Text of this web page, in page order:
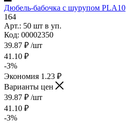
Дюбель-бабочка с шурупом PLA10
164
Арт.: 50 шт в уп.
Код: 00002350
39.87 ₽ /шт
41.10 ₽
-3%
Экономия 1.23 ₽
Варианты цен
39.87 ₽ /шт
41.10 ₽
-3%